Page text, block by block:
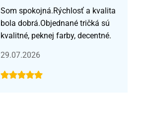
Som spokojná.Rýchlosť a kvalita
bola dobrá.Objednané tričká sú
kvalitné, peknej farby, decentné.
29.07.2026